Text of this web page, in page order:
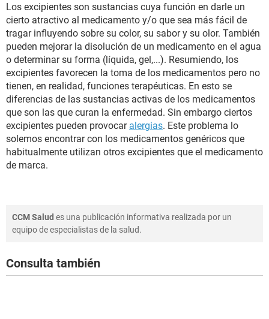
GLOSARIO
Los excipientes son sustancias cuya función en darle un
cierto atractivo al medicamento y/o que sea más fácil de
tragar influyendo sobre su color, su sabor y su olor. También
pueden mejorar la disolución de un medicamento en el agua
o determinar su forma (líquida, gel,...). Resumiendo, los
excipientes favorecen la toma de los medicamentos pero no
tienen, en realidad, funciones terapéuticas. En esto se
diferencias de las sustancias activas de los medicamentos
que son las que curan la enfermedad. Sin embargo ciertos
excipientes pueden provocar alergias. Este problema lo
solemos encontrar con los medicamentos genéricos que
habitualmente utilizan otros excipientes que el medicamento
de marca.
CCM Salud es una publicación informativa realizada por un
equipo de especialistas de la salud.
Consulta también